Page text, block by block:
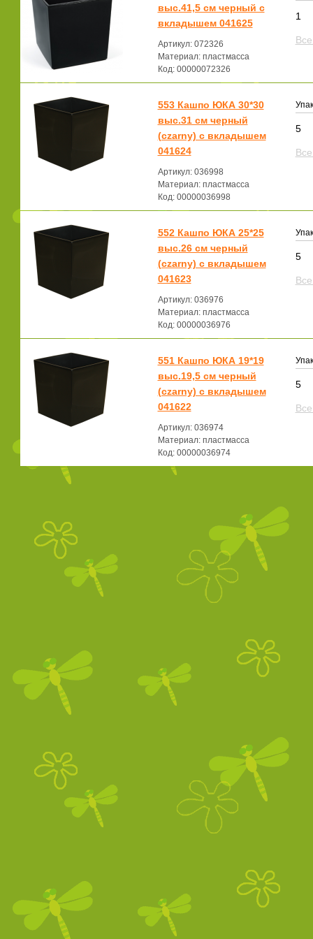
выс.41,5 см черный с
вкладышем 041625
Артикул: 072326
Материал: пластмасса
Код: 00000072326
1
553 Кашпо ЮКА 30*30
выс.31 см черный
(czarny) с вкладышем
041624
Артикул: 036998
Материал: пластмасса
Код: 00000036998
5
552 Кашпо ЮКА 25*25
выс.26 см черный
(czarny) с вкладышем
041623
Артикул: 036976
Материал: пластмасса
Код: 00000036976
5
551 Кашпо ЮКА 19*19
выс.19,5 см черный
(czarny) с вкладышем
041622
Артикул: 036974
Материал: пластмасса
Код: 00000036974
5